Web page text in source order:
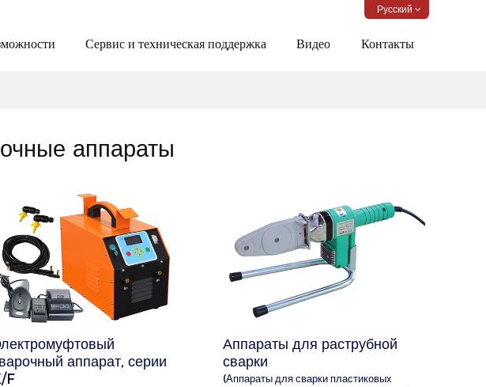
Русский
Сервис и техническая поддержка Видео Контакты
аппараты
аппарат, серии
F
Аппараты для раструбной
сварки
(Аппараты для сварки пластиковых